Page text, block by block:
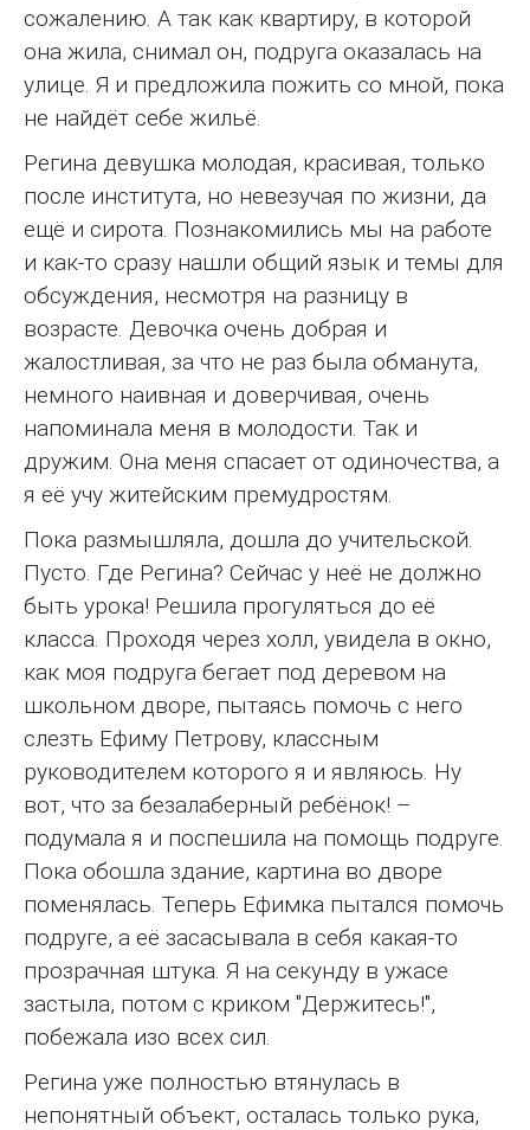
сожалению. А так как квартиру, в которой
она жила, снимал он, подруга оказалась на
улице. Я и предложила пожить со мной, пока
не найдёт себе жильё.
Регина девушка молодая, красивая, только
после института, но невезучая по жизни, да
ещё и сирота. Познакомились мы на работе
и как-то сразу нашли общий язык и темы для
обсуждения, несмотря на разницу в
возрасте. Девочка очень добрая и
жалостливая, за что не раз была обманута,
немного наивная и доверчивая, очень
напоминала меня в молодости. Так и
дружим. Она меня спасает от одиночества, а
я её учу житейским премудростям.
Пока размышляла, дошла до учительской.
Пусто. Где Регина? Сейчас у неё не должно
быть урока! Решила прогуляться до её
класса. Проходя через холл, увидела в окно,
как моя подруга бегает под деревом на
школьном дворе, пытаясь помочь с него
слезть Ефиму Петрову, классным
руководителем которого я и являюсь. Ну
вот, что за безалаберный ребёнок! –
подумала я и поспешила на помощь подруге.
Пока обошла здание, картина во дворе
поменялась. Теперь Ефимка пытался помочь
подруге, а её засасывала в себя какая-то
прозрачная штука. Я на секунду в ужасе
застыла, потом с криком "Держитесь!",
побежала изо всех сил.
Регина уже полностью втянулась в
непонятный объект, осталась только рука,